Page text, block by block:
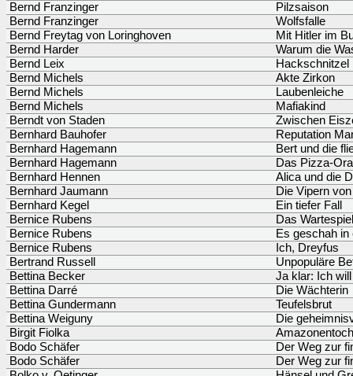
Bernd Franzinger
Pilzsaison
Bernd Franzinger
Wolfsfalle
Bernd Freytag von Loringhoven
Mit Hitler im
Bernd Harder
Warum die
Bernd Leix
Hackschnitzel
Bernd Michels
Akte Zirkon
Bernd Michels
Laubenleiche
Bernd Michels
Mafiakind
Berndt von Staden
Zwischen
Bernhard Bauhofer
Reputation
Bernhard Hagemann
Bert und die
Bernhard Hagemann
Das Pizza-
Bernhard Hennen
Alica und die
Bernhard Jaumann
Die Vipern
Bernhard Kegel
Ein tiefer Fall
Bernice Rubens
Das Wartespiel
Bernice Rubens
Es geschah
Bernice Rubens
Ich, Dreyfus
Bertrand Russell
Unpopuläre
Bettina Becker
Ja klar: Ich
Bettina Darré
Die Wächterin
Bettina Gundermann
Teufelsbrut
Bettina Weiguny
Die
Birgit Fiolka
Bodo Schäfer
Der Weg zur
Bodo Schäfer
Der Weg zur